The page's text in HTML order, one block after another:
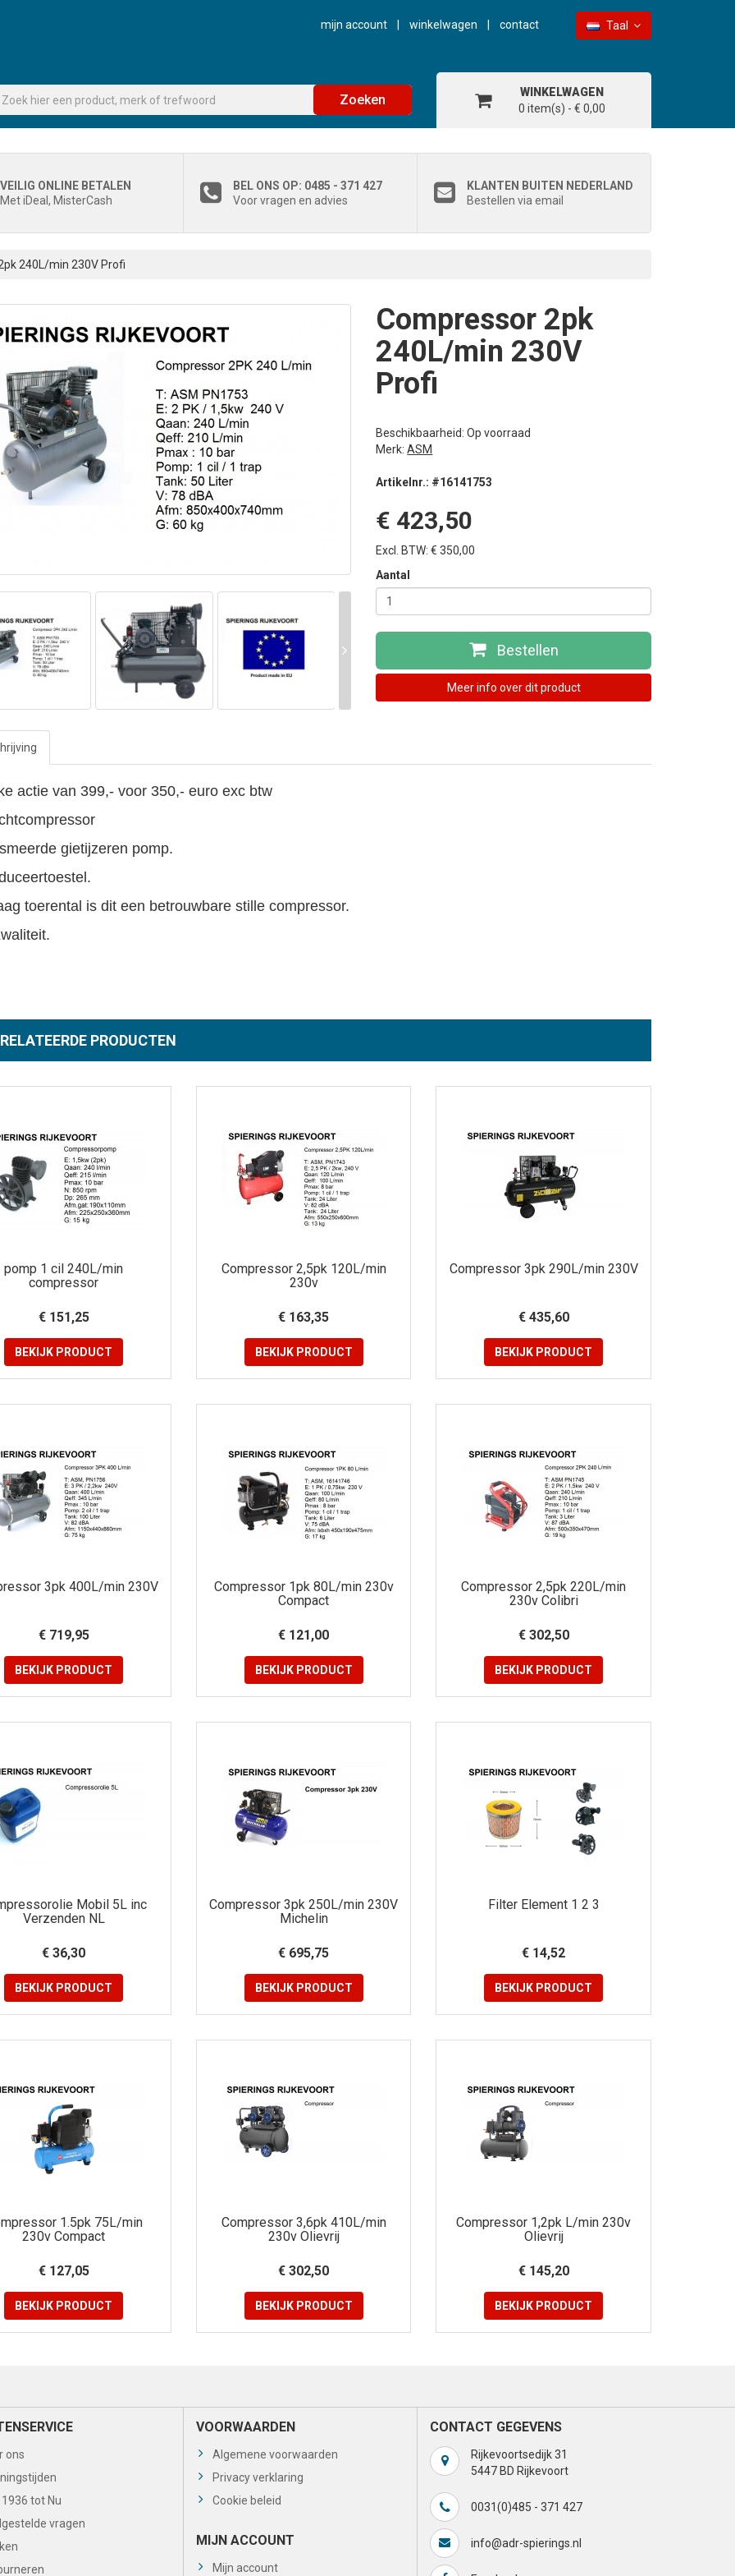
mijn account winkelwagen contact Taal
Zoeken
WINKELWAGEN
0 item(s) - € 0,00
VEILIG ONLINE BETALEN
Met iDeal, MisterCash
BEL ONS OP: 0485 - 371 427
Voor vragen en advies
KLANTEN BUITEN NEDERLAND
Bestellen via email
240L/min 230V Profi
Compressor 2pk
240L/min 230V
Profi
Beschikbaarheid: Op voorraad
Merk:ASM
Artikelnr.: #16141753
€ 423,50
Excl. BTW: € 350,00
Aantal
Bestellen
Meer info over dit product
actie van 399,- voor 350,- euro exc btw
gietijzeren pomp.
toerental is dit een betrouwbare stille compressor.
PRODUCTEN
pomp 1 cil 240L/min
compressor
€ 151,25
BEKIJK PRODUCT
Compressor 2,5pk 120L/min
230v
€ 163,35
BEKIJKPRODUCT
Compressor 3pk 290L/min 230V
€ 435,60
BEKIJK PRODUCT
3pk 400L/min 230V
€ 719,95
BEKIJK PRODUCT
Compressor 1pk 80L/min 230v
Compact
€ 121,00
BEKIJKPRODUCT
Compressor 2,5pk 220L/min
230v Colibri
€ 302,50
BEKIJK PRODUCT
Mobil 5L inc
Verzenden NL
€ 36,30
BEKIJK PRODUCT
Compressor 3pk 250L/min 230V
Michelin
€ 695,75
BEKIJKPRODUCT
Filter Element 1 2 3
€ 14,52
BEKIJK PRODUCT
1.5pk 75L/min
230v Compact
€ 127,05
BEKIJK PRODUCT
Compressor 3,6pk 410L/min
230v Olievrij
€ 302,50
BEKIJKPRODUCT
Compressor 1,2pk L/min 230v
Olievrij
€ 145,20
BEKIJK PRODUCT
ons
tot Nu
vragen
VOORWAARDEN
Algemene voorwaarden
Privacy verklaring
Cookie beleid
MIJN ACCOUNT
Mijn account
CONTACT GEGEVENS
Rijkevoortsedijk 31
5447 BD Rijkevoort
0031(0)485 - 371 427
info@adr-spierings.nl